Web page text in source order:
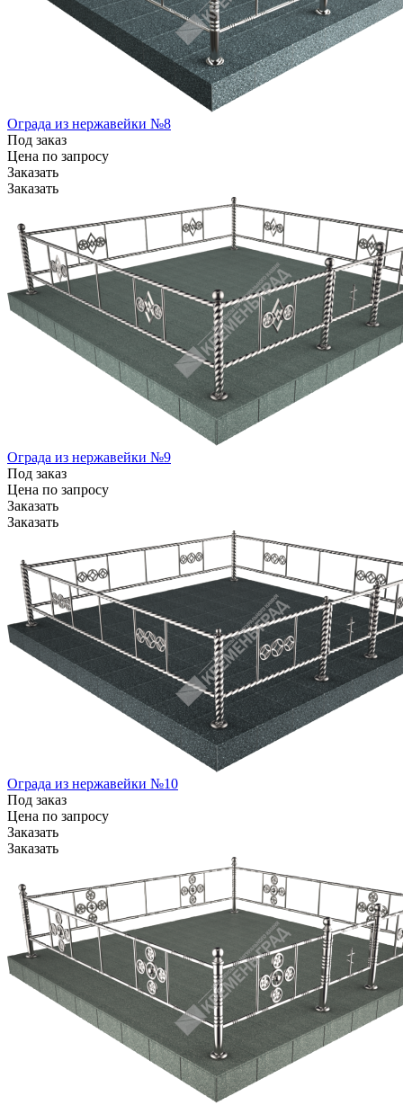
Ограда из нержавейки №8
Под заказ
Цена по запросу
Заказать
Заказать
Ограда из нержавейки №9
Под заказ
Цена по запросу
Заказать
Заказать
Ограда из нержавейки №10
Под заказ
Цена по запросу
Заказать
Заказать